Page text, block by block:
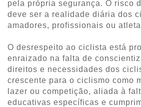
pela própria segurança. O risco
deve ser a realidade diária dos
amadores, profissionais ou
O desrespeito ao ciclista está
enraizado na falta de
direitos e necessidades dos
crescente para o ciclismo como
lazer ou competição, aliada à
educativas específicas e